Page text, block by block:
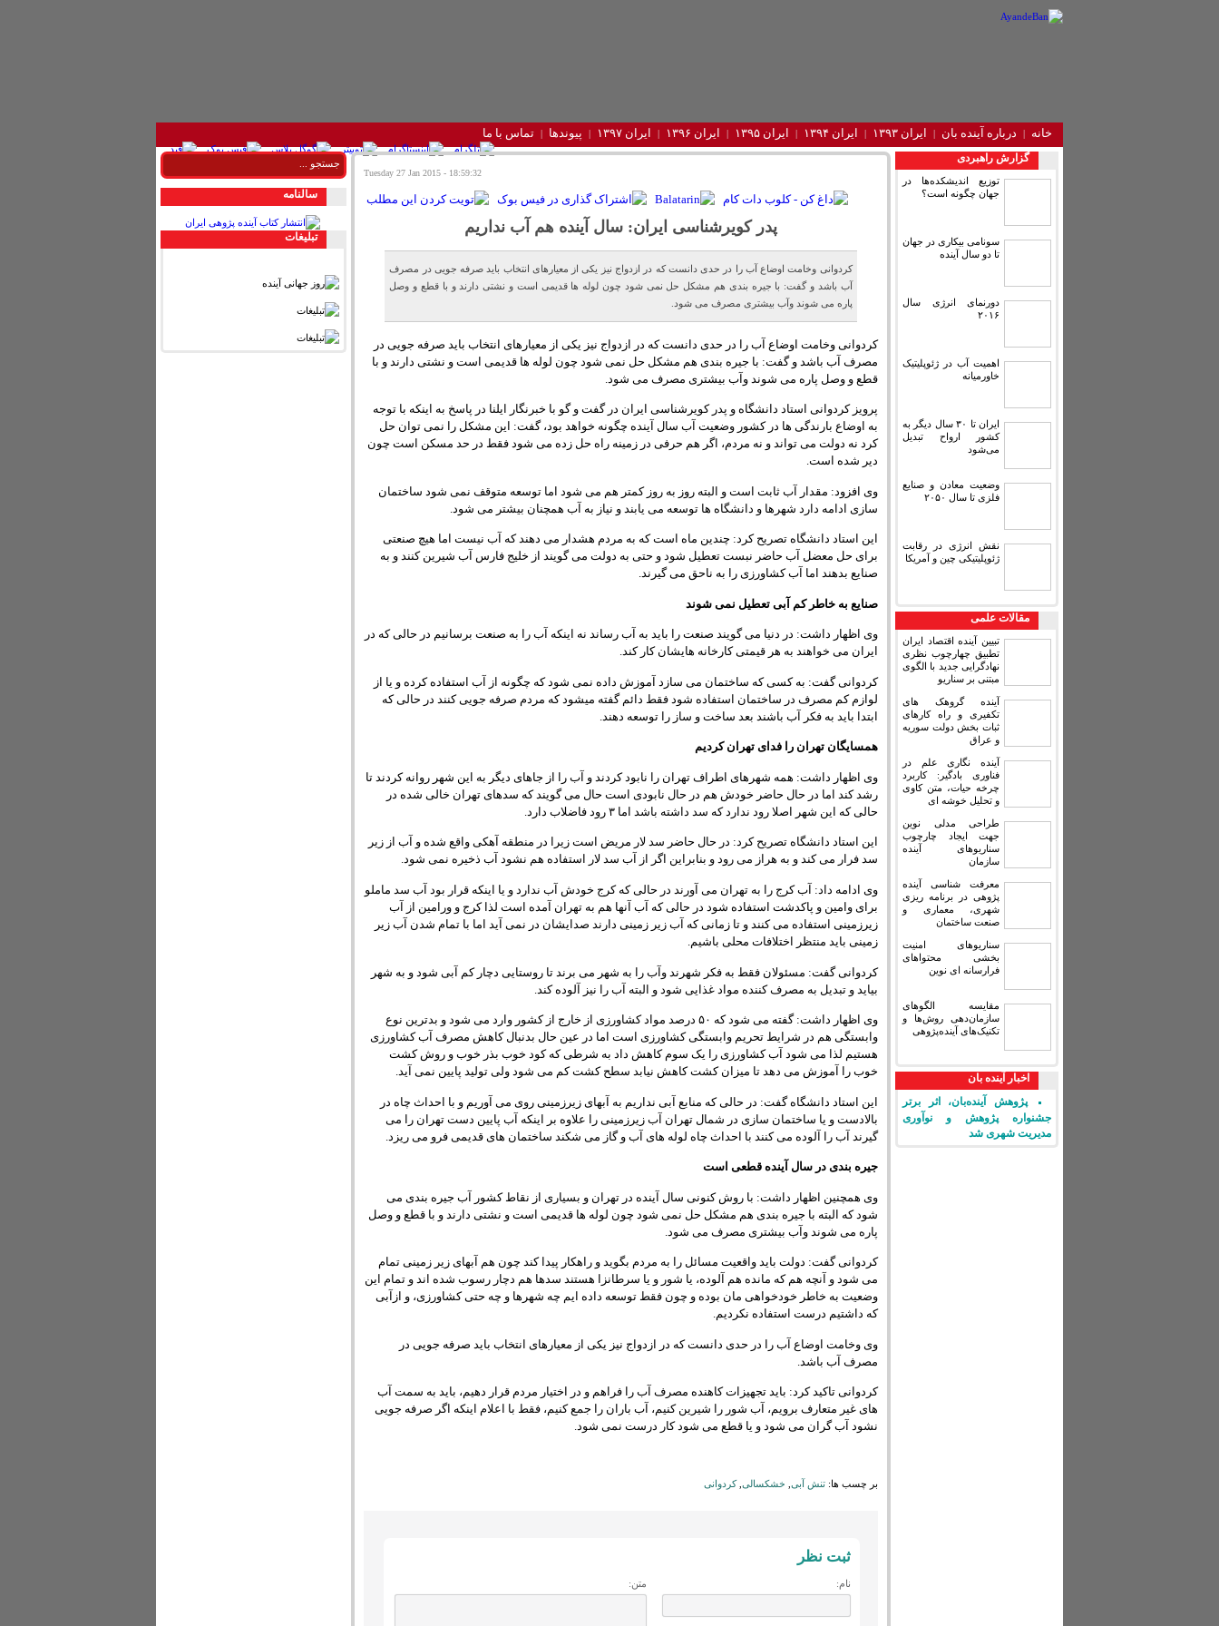
خانه درباره آینده‌ بان ایران ۱۳۹۳ ایران ۱۳۹۴ ایران ۱۳۹۵ ایران ۱۳۹۶ ایران ۱۳۹۷ پیوندها تماس با ما
گزارش راهبردی
توزیع اندیشکده‌ها در
جهان چگونه است؟
سونامی بیکاری در جهان
تا دو سال آینده
دورنمای انرژی سال
۲۰۱۶
اهمیت آب در ژئوپلیتیک
خاورمیانه
ایران تا ۳۰ سال دیگر به
کشور ارواح تبدیل
می‌شود
وضعیت معادن و صنایع
فلزی تا سال ۲۰۵۰
نقش انرژی در رقابت
ژئوپلیتیکی چین و آمریکا
مقالات علمی
تبیین آینده اقتصاد ایران
تطبیق چهارچوب نظری
نهادگرایی جدید با الگوی
مبتنی بر سناریو
آینده گروهک های
تکفیری و راه کارهای
ثبات بخش دولت سوریه
و عراق
آینده نگاری علم در
فناوری بادگیر: کاربرد
چرخه حیات، متن کاوی
و تحلیل خوشه ای
طراحی مدلی نوین
جهت ایجاد چارچوب
سناریوهای آینده
سازمان
معرفت شناسی آینده
پژوهی در برنامه ریزی
شهری، معماری و
صنعت ساختمان
سناریوهای امنیت
بخشی محتواهای
فرارسانه ای نوین
مقایسه‏ الگوهای
سازمان‌دهی روش‌ها و
تکنیک‌های آینده‌پژوهی
اخبار آینده بان
پژوهش آینده‌بان، اثر برتر
جشنواره پژوهش و نوآوری
مدیریت شهری شد
18:59:32 - Tuesday 27 Jan 2015
پدر کویرشناسی ایران: سال آینده هم آب نداریم
کردوانی وخامت اوضاع آب را در حدی دانست که در ازدواج نیز یکی از معیارهای انتخاب باید صرفه جویی در مصرف
آب باشد و گفت: با جیره بندی هم مشکل حل نمی شود چون لوله ها قدیمی است و نشتی دارند و با قطع و وصل
پاره می شوند وآب بیشتری مصرف می شود.
کردوانی وخامت اوضاع آب را در حدی دانست که در ازدواج نیز یکی از معیارهای انتخاب باید صرفه جویی در
مصرف آب باشد و گفت: با جیره بندی هم مشکل حل نمی شود چون لوله ها قدیمی است و نشتی دارند و با
قطع و وصل پاره می شوند وآب بیشتری مصرف می شود.
پرویز کردوانی استاد دانشگاه و پدر کویرشناسی ایران در گفت و گو با خبرنگار ایلنا در پاسخ به اینکه با توجه
به اوضاع بارندگی ها در کشور وضعیت آب سال آینده چگونه خواهد بود، گفت: این مشکل را نمی توان حل
کرد نه دولت می تواند و نه مردم، اگر هم حرفی در زمینه راه حل زده می شود فقط در حد مسکن است چون
دیر شده است.
وی افزود: مقدار آب ثابت است و البته روز به روز کمتر هم می شود اما توسعه متوقف نمی شود ساختمان
سازی ادامه دارد شهرها و دانشگاه ها توسعه می یابند و نیاز به آب همچنان بیشتر می شود.
این استاد دانشگاه تصریح کرد: چندین ماه است که به مردم هشدار می دهند که آب نیست اما هیچ صنعتی
برای حل معضل آب حاضر نبست تعطیل شود و حتی به دولت می گویند از خلیج فارس آب شیرین کنند و به
صنایع بدهند اما آب کشاورزی را به ناحق می گیرند.
صنایع به خاطر کم آبی تعطیل نمی شوند
وی اظهار داشت: در دنیا می گویند صنعت را باید به آب رساند نه اینکه آب را به صنعت برسانیم در حالی که در
ایران می خواهند به هر قیمتی کارخانه هایشان کار کند.
کردوانی گفت: به کسی که ساختمان می سازد آموزش داده نمی شود که چگونه از آب استفاده کرده و یا از
لوازم کم مصرف در ساختمان استفاده شود فقط دائم گفته میشود که مردم صرفه جویی کنند در حالی که
ابتدا باید به فکر آب باشند بعد ساخت و ساز را توسعه دهند.
همسایگان تهران را فدای تهران کردیم
وی اظهار داشت: همه شهرهای اطراف تهران را نابود کردند و آب را از جاهای دیگر به این شهر روانه کردند تا
رشد کند اما در حال حاضر خودش هم در حال نابودی است حال می گویند که سدهای تهران خالی شده در
حالی که این شهر اصلا رود ندارد که سد داشته باشد اما ۳ رود فاضلاب دارد.
این استاد دانشگاه تصریح کرد: در حال حاضر سد لار مریض است زیرا در منطقه آهکی واقع شده و آب از زیر
سد فرار می کند و به هراز می رود و بنابراین اگر از آب سد لار استفاده هم نشود آب ذخیره نمی شود.
وی ادامه داد: آب کرج را به تهران می آورند در حالی که کرج خودش آب ندارد و یا اینکه قرار بود آب سد ماملو
برای وامین و پاکدشت استفاده شود در حالی که آب آنها هم به تهران آمده است لذا کرج و ورامین از آب
زیرزمینی استفاده می کنند و تا زمانی که آب زیر زمینی دارند صدایشان در نمی آید اما با تمام شدن آب زیر
زمینی باید منتظر اختلافات محلی باشیم.
کردوانی گفت: مسئولان فقط به فکر شهرند وآب را به شهر می برند تا روستایی دچار کم آبی شود و به شهر
بیاید و تبدیل به مصرف کننده مواد غذایی شود و البته آب را نیز آلوده کند.
وی اظهار داشت: گفته می شود که ۵۰ درصد مواد کشاورزی از خارج از کشور وارد می شود و بدترین نوع
وابستگی هم در شرایط تحریم وابستگی کشاورزی است اما در عین حال بدنبال کاهش مصرف آب کشاورزی
هستیم لذا می شود آب کشاورزی را یک سوم کاهش داد به شرطی که کود خوب بذر خوب و روش کشت
خوب را آموزش می دهد تا میزان کشت کاهش نیابد سطح کشت کم می شود ولی تولید پایین نمی آید.
این استاد دانشگاه گفت: در حالی که منابع آبی نداریم به آبهای زیرزمینی روی می آوریم و با احداث چاه در
بالادست و یا ساختمان سازی در شمال تهران آب زیرزمینی را علاوه بر اینکه آب پایین دست تهران را می
گیرند آب را آلوده می کنند با احداث چاه لوله های آب و گاز می شکند ساختمان های قدیمی فرو می ریزد.
جیره بندی در سال آینده قطعی است
وی همچنین اظهار داشت: با روش کنونی سال آینده در تهران و بسیاری از نقاط کشور آب جیره بندی می
شود که البته با جیره بندی هم مشکل حل نمی شود چون لوله ها قدیمی است و نشتی دارند و با قطع و وصل
پاره می شوند وآب بیشتری مصرف می شود.
کردوانی گفت: دولت باید واقعیت مسائل را به مردم بگوید و راهکار پیدا کند چون هم آبهای زیر زمینی تمام
می شود و آنچه هم که مانده هم آلوده، یا شور و یا سرطانزا هستند سدها هم دچار رسوب شده اند و تمام این
وضعیت به خاطر خودخواهی مان بوده و چون فقط توسعه داده ایم چه شهرها و چه حتی کشاورزی، و ازآبی
که داشتیم درست استفاده نکردیم.
وی وخامت اوضاع آب را در حدی دانست که در ازدواج نیز یکی از معیارهای انتخاب باید صرفه جویی در
مصرف آب باشد.
کردوانی تاکید کرد: باید تجهیزات کاهنده مصرف آب را فراهم و در اختیار مردم قرار دهیم، باید به سمت آب
های غیر متعارف برویم، آب شور را شیرین کنیم، آب باران را جمع کنیم، فقط با اعلام اینکه اگر صرفه جویی
نشود آب گران می شود و یا قطع می شود کار درست نمی شود.
بر چسب ها: تنش آبی خشکسالی ,کردوانی
ثبت نظر
نام: متن:
سالنامه
تبليغات